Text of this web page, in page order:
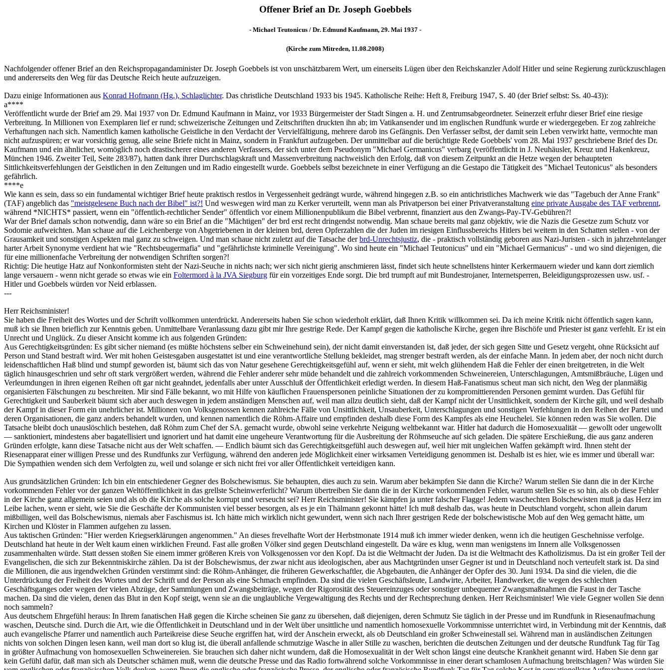
Offener Brief an Dr. Joseph Goebbels
- Michael Teutonicus / Dr. Edmund Kaufmann, 29. Mai 1937 -
(Kirche zum Mitreden, 11.08.2008)
Nachfolgender offener Brief an den Reichspropagandaminister Dr. Joseph Goebbels ist von unschätzbarem Wert, um einerseits Lügen über den Reichskanzler Adolf Hitler und seine Regierung zurückzuschlagen
und andererseits den Weg für das Deutsche Reich heute aufzuzeigen.
Dazu einige Informationen aus Konrad Hofmann (Hg.), Schlaglichter. Das christliche Deutschland 1933 bis 1945. Katholische Reihe: Heft 8, Freiburg 1947, S. 40 (der Brief selbst: Ss. 40-43)):
a****
Veröffentlicht wurde der Brief am 29. Mai 1937 von Dr. Edmund Kaufmann in Mainz, vor 1933 Bürgermeister der Stadt Singen a. H. und Zentrumsabgeordneter. Seinerzeit erfuhr dieser Brief eine riesige
Verbreitung. In Millionen von Exemplaren lief er rund; schweizerische Zeitungen und Zeitschriften druckten ihn ab; im Vatikansender und im englischen Rundfunk wurde er wiedergegeben. Er zog zahlreiche
Verhaftungen nach sich. Namentlich kamen katholische Geistliche in den Verdacht der Vervielfältigung, mehrere darob ins Gefängnis. Den Verfasser selbst, der damit sein Leben verwirkt hatte, vermochte man
nicht aufzuspüren; er war vorsichtig genug, alle seine Briefe nicht in Mainz, sondern in Frankfurt aufzugeben. Der unmittelbar auf die berüchtigte Rede Goebbels' vom 28. Mai 1937 geschriebene Brief des Dr.
Kaufmann und ein ähnlicher, womöglich noch drastischerer eines anderen Verfassers, der sich unter dem Pseudonym "Michael Germanicus" verbarg (veröffentlicht in J. Neuhäusler, Kreuz und Hakenkreuz,
München 1946. Zweiter Teil, Seite 283/87), hatten dank ihrer Durchschlagskraft und Massenverbreitung nachweislich den Erfolg, daß von diesem Zeitpunkt an die Hetze wegen der behaupteten
Sittlichkeitsverfehlungen der Geistlichen in den Zeitungen und im Radio eingestellt wurde. Goebbels selbst bezeichnete in einer Verfügung an die Gestapo die Tätigkeit des "Michael Teutonicus" als besonders
gefährlich.
****e
Wie kann es sein, dass so ein fundamental wichtiger Brief heute praktisch restlos in Vergessenheit gedrängt wurde, während hingegen z.B. so ein antichristliches Machwerk wie das "Tagebuch der Anne Frank"
(TAF) angeblich das "meistgelesene Buch nach der Bibel" ist?! Und weswegen wird man zu Kerker verurteilt, wenn man als Privatperson bei einer Privatveranstaltung eine private Ausgabe des TAF verbrennt,
während *NICHTS* passiert, wenn ein "öffentlich-rechtlicher Sender" öffentlich vor einem Millionenpublikum die Bibel verbrennt, finanziert aus den Zwangs-Pay-TV-Gebühren?!
War der Brief damals schon notwendig, dann wäre so ein Brief an die "Mächtigen" der brd erst recht dringendst notwendig. Man schaue bereits mal ganz objektiv, wie die Nazis die Gesetze zum Schutz vor
Sodomie aufweichten. Man schaue auf die Leichenberge von Abgetriebenen in der kleinen brd, deren Opferzahlen die der Juden im riesigen Einflussbereichs Hitlers bei weitem in den Schatten stellen - von der
Grausamkeit und sonstigen Aspekten mal ganz zu schweigen. Und man schaue nicht zuletzt auf die Tatsache derbrd-Unrechtsjustiz, die - praktisch vollständig geboren aus Nazi-Juristen - sich in jahrzehntelanger
harter Arbeit Synonyme verdient hat wie "Rechtsbeugermafia" und "gefährlichste kriminelle Vereinigung". Wo sind heute ein "Michael Teutonicus" und ein "Michael Germanicus" - und wo sind diejenigen, die
für eine millionenfache Verbreitung der notwendigen Schriften sorgen?!
Richtig: Die heutige Hatz auf Nonkonformisten steht der Nazi-Seuche in nichts nach; wer sich nicht gierig anschmieren lässt, findet sich heute schnellstens hinter Kerkermauern wieder und kann dort ziemlich
lange versauern - wenn nicht gerade so etwas wie ein Foltermord à la JVA Siegburg für ein vorzeitiges Ende sorgt. Die brd trumpft auf mit Bundestrojaner, Internetsperren, Beleidigungsprozessen usw. usf. -
Hitler und Goebbels würden vor Neid erblassen.
---
Herr Reichsminister!
Sie haben die Freiheit des Wortes und der Schrift vollkommen unterdrückt. Andererseits haben Sie schon wiederholt erklärt, daß Ihnen Kritik willkommen sei. Da ich meine Kritik nicht öffentlich sagen kann,
muß ich sie Ihnen brieflich zur Kenntnis geben. Unmittelbare Veranlassung dazu gibt mir Ihre gestrige Rede. Der Kampf gegen die katholische Kirche, gegen ihre Bischöfe und Priester ist ganz verfehlt. Er ist ein
Unrecht und Unglück. Zu dieser Ansicht komme ich aus folgenden Gründen:
Aus Gerechtigkeitsgründen: Es gibt sicher niemand (es müßte höchstens selber ein Schweinehund sein), der nicht damit einverstanden ist, daß jeder, der sich gegen Sitte und Gesetz vergeht, ohne Rücksicht auf
Person und Stand bestraft wird. Wer mit hohen Geistesgaben ausgestattet ist und eine verantwortliche Stellung bekleidet, mag strenger bestraft werden, als der einfache Mann. In jedem aber, der noch nicht durch
leidenschaftlichen Haß blind und stumpf geworden ist, bäumt sich das von Natur gesehene Gerechtigkeitsgefühl auf, wenn er sieht, mit welch glühendem Haß die Fehler der einen breitgetreten, in die Welt
täglich hinausgeschrien und sehr oft stark vergrößert werden, während die Fehler anderer sehr müde behandelt und die zahlreich vorkommenden Schweinereien, Unterschlagungen, Amtsmißbräuche, Lügen und
Verleumdungen in ihren eigenen Reihen oft gar nicht geahndet, jedenfalls aber unter Ausschluß der Öffentlichkeit erledigt werden. In diesem Haß-Fanatismus scheut man sich nicht, den Weg der planmäßig
organisierten Fälschungen zu beschreiten. Mir sind Fälle bekannt, wo mit Hilfe von käuflichen Frauenspersonen peinliche Situationen der zu kompromittierenden Personen gemimt wurden. Das Gefühl für
Gerechtigkeit und Sauberkeit bäumt sich aber auch deswegen in jedem anständigen Menschen auf, weil man allzu deutlich sieht, daß der Kampf nicht der Unsittlichkeit, sondern der Kirche gilt, und weil deshalb
der Kampf in dieser Form ein unehrlicher ist. Millionen von Volksgenossen kennen zahlreiche Fälle von Unsittlichkeit, Unsauberkeit, Unterschlagungen und sonstigen Verfehlungen in den Reihen der Partei und
deren Organisationen, die ganz anders behandelt wurden, und kennen namentlich die Röhm-Affaire und empfinden deshalb diese Form des Kampfes als eine Heuchelei. Sie können reden was Sie wollen. Die
Tatsache bleibt doch unauslöschlich bestehen, daß Röhm zum Chef der SA. gemacht wurde, obwohl seine verkehrte Neigung weltbekannt war. Hitler hat dadurch die Homosexualität — gewollt oder ungewollt
— sanktioniert, mindestens aber bagatellisiert und ignoriert und hat damit eine ungeheure Verantwortung für die Ausbreitung der Röhmseuche auf sich geladen. Die spätere Erschießung, die aus ganz anderen
Gründen erfolgte, kann diese Tatsache nicht aus der Welt schaffen. — Endlich bäumt sich das Gerechtigkeitsgefühl auch deswegen auf, weil hier mit ungleichen Waffen gekämpft wird. Ihnen steht der
Riesenapparat einer willigen Presse und des Rundfunks zur Verfügung, während den anderen jede Möglichkeit einer wirksamen Verteidigung genommen ist. Deshalb ist es hier, wie es immer und überall war:
Die Sympathien wenden sich dem Verfolgten zu, weil und solange er sich nicht frei vor aller Öffentlichkeit verteidigen kann.
Aus grundsätzlichen Gründen: Ich bin ein entschiedener Gegner des Bolschewismus. Sie behaupten, dies auch zu sein. Warum aber bekämpfen Sie dann die Kirche? Warum stellen Sie dann die in der Kirche
vorkommenden Fehler vor der ganzen Weltöffentlichkeit in das grellste Scheinwerferlicht? Warum übertreiben Sie dann die in der Kirche vorkommenden Fehler, warum stellen Sie es so hin, als ob diese Fehler
in der Kirche ganz allgemein seien und als ob die Kirche als solche korrupt und verseucht sei? Herr Reichsminister! Sie kämpfen ja unter falscher Flagge! Jedem waschechten Bolschewisten muß ja das Herz im
Leibe lachen, wenn er sieht, wie Sie die Geschäfte der Kommunisten viel besser besorgen, als es je ein Thälmann gekonnt hätte! Ich muß deshalb das, was heute in Deutschland vorgeht, schon allein darum
mißbilligen, weil das Bolschewismus, niemals aber Faschismus ist. Ich hätte mich wirklich nicht gewundert, wenn sich nach Ihrer gestrigen Rede der bolschewistische Mob auf den Weg gemacht hätte, um
Kirchen und Klöster in Flammen aufgehen zu lassen.
Aus taktischen Gründen: "Hier werden Kriegserklärungen angenommen." An dieses frevelhafte Wort der Herbstmonate 1914 muß ich immer wieder denken, wenn ich die heutigen Geschehnisse verfolge.
Deutschland hat heute in der Welt kaum einen wirklichen Freund. Fast alle großen Völker sind gegen Deutschland eingestellt. Da wäre es klug, wenn man wenigstens im Innern alle Volksgenossen
zusammenhalten würde. Statt dessen stoßen Sie einem immer größeren Kreis von Volksgenossen vor den Kopf. Da ist die Weltmacht der Juden. Da ist die Weltmacht des Katholizismus. Da ist ein großer Teil der
Evangelischen, die sich zur Bekenntniskirche zählen. Da ist der Bolschewismus, der zwar nicht aus ideologischen, aber aus Machtgründen unser Gegner ist und in Deutschland noch verteufelt stark ist. Da sind
die Millionen, die aus irgendwelchen Gründen verstimmt sind: die Röhm-Anhänger, die früheren Gewerkschaftler, die Abgebauten, die Anhänger der Opfer des 30. Juni 1934. Da sind die vielen, die die
Unterdrückung der Freiheit des Wortes und der Schrift und der Person als eine Schmach empfinden. Da sind die vielen Geschäftsleute, Landwirte, Arbeiter, Handwerker, die wegen des schlechten
Geschäftsganges oder wegen der vielen Abzüge, der Sammlungen und Zwangsbeiträge, wegen der Rigorosität des Steuereinzuges oder sonstiger unbequemer Zwangsmaßnahmen die Faust in der Tasche
machen. Da sind die vielen, denen das Blut in den Kopf steigt, wenn sie an die unglaubliche Vergewaltigung des Rechts und der Rechtsprechung denken. Herr Reichsminister! Wie viele Gegner wollen Sie denn
noch sammeln?
Aus deutschem Ehrgefühl heraus: In Ihrem fanatischen Haß gegen die Kirche scheinen Sie ganz zu übersehen, daß diejenigen, deren Schmutz Sie täglich in der Presse und im Rundfunk in Riesenaufmachung
waschen, Deutsche sind. Durch die Art, wie die Öffentlichkeit in Deutschland und in der Welt über unsittliche und namentlich homosexuelle Vorkommnisse unterrichtet wird, in Verbindung mit der Kenntnis, daß
auch evangelische Pfarrer und namentlich auch Parteikreise diese Seuche ergriffen hat, wird der Anschein erweckt, als ob Deutschland ein großer Schweinestall sei. Während man in ausländischen Zeitungen
nichts von solchen Dingen lesen kann, weil man dort so klug ist, die überall anfallende schmutzige Wasche in aller Stille zu waschen, berichten die deutschen Zeitungen und der deutsche Rundfunk Tag für Tag
in größter Aufmachung von homosexuellen Schweinereien. Sie brauchen sich daher nicht wundern, daß die Homosexualität in der Welt schon längst eine deutsche Krankheit genannt wird. Haben Sie denn gar
kein Gefühl dafür, daß man sich als Deutscher schämen muß, wenn die deutsche Presse und das Radio fortwährend solche Vorkommnisse in einer derart schamlosen Aufmachung breitschlagen? Was würden Sie